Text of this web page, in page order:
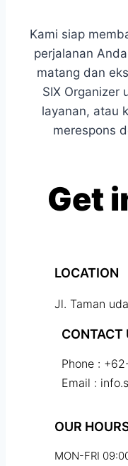
Kami siap
perjalanan
matang dan
SIX Organizer
layanan, atau
merespons
Get
LOCATION
Jl. Taman
CONTACT
Phone :
Email :
OUR
MON-FRI